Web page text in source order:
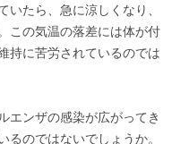
いたら、急に涼しくなり、
この気温の落差には体が付
持に苦労されているのでは
エンザの感染が広がってき
るのではないでしょうか。